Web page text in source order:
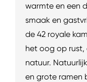
warmte en een
smaak en
de 42 royale
het oog op
natuur.
en grote ramen